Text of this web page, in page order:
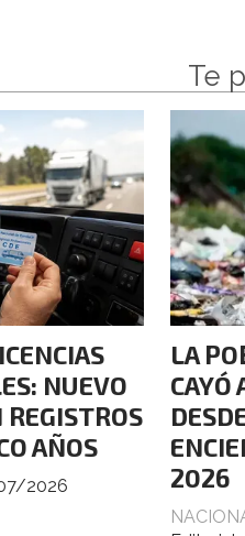
Te
NUEVO
AÑOS
2026
LA
CAYÓ
2026